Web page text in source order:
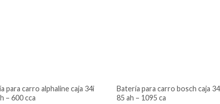
– 600 cca
batería para carro bosch caja 34i –
85 ah – 1095 ca